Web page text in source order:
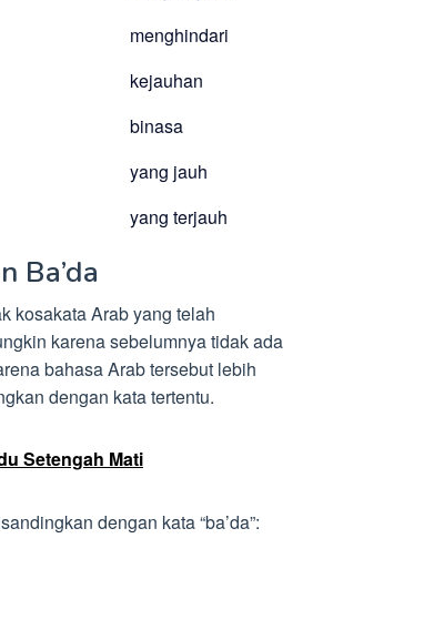
menghindari
kejauhan
binasa
yang jauh
yang terjauh
Ba’da
kosakata Arab yang telah
karena sebelumnya tidak ada
bahasa Arab tersebut lebih
dengan kata tertentu.
Setengah Mati
dengan kata “ba’da”: